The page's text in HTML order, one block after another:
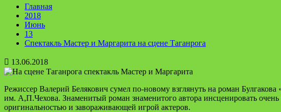
Главная
2018
Июнь
13
Cпектакль Мастер и Маргарита на сцене Таганрога
13.06.2018
Режиссер Валерий Белякович сумел по-новому взглянуть на роман Булгакова
им. А,П.Чехова. Знаменитый роман знаменитого автора инсценировать
оригинальностью и завораживающей игрой актеров.